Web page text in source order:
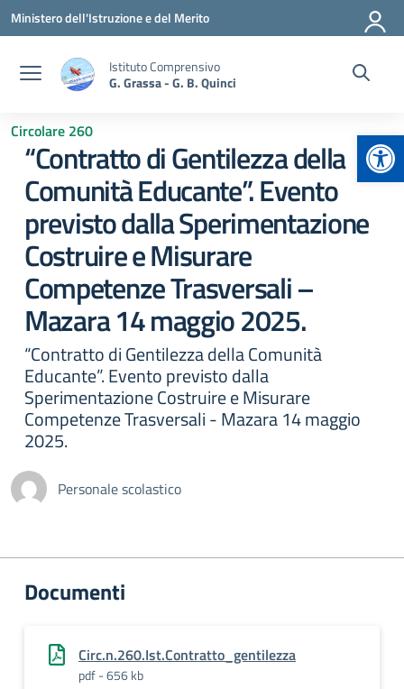
Vai ai contenuti
Vai al menu di navigazione
Vai al footer
Ministero dell'Istruzione e del Merito
Istituto Comprensivo
G. Grassa - G. B. Quinci
Circolare 260
“Contratto di Gentilezza della
Comunità Educante”. Evento
previsto dalla Sperimentazione
Costruire e Misurare
Competenze Trasversali –
Mazara 14 maggio 2025.
“Contratto di Gentilezza della Comunità
Educante”. Evento previsto dalla
Sperimentazione Costruire e Misurare
Competenze Trasversali - Mazara 14 maggio
2025.
Personale scolastico
Documenti
Circ.n.260.Ist.Contratto_gentilezza
pdf - 656 kb